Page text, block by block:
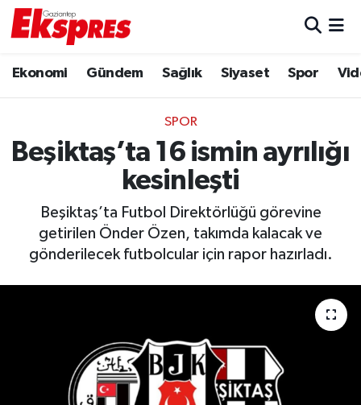
Ekonomi Gündem Sağlık Siyaset Spor
SPOR
Beşiktaş’ta 16 ismin ayrılığı
kesinleşti
Beşiktaş’ta Futbol Direktörlüğü görevine
getirilen Önder Özen, takımda kalacak ve
gönderilecek futbolcular için rapor hazırladı.
Ekonomi
Gaziantep son dakika
Gündem
Magazin
Müzik
Trafik Durumu
Puan Durumu ve Fikstür
Tüm Manşetler
Son Dakika Haberleri